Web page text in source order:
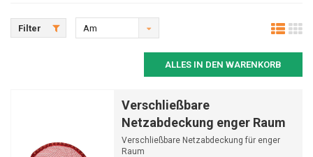
Filter
Am
ALLES IN DEN WARENKORB
Verschließbare
Netzabdeckung enger Raum
Verschließbare Netzabdeckung für enger
Raum